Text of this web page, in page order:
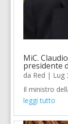
MiC.
presidente
da Red | Lug
Il ministro
leggi tutto